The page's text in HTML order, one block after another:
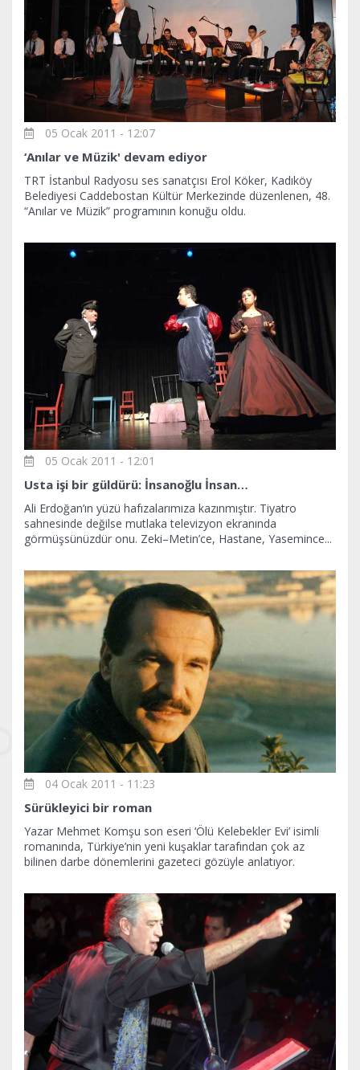
05 Ocak 2011 - 12:07
‘Anılar ve Müzik' devam ediyor
TRT İstanbul Radyosu ses sanatçısı Erol Köker, Kadıköy
Belediyesi Caddebostan Kültür Merkezinde düzenlenen, 48.
“Anılar ve Müzik” programının konuğu oldu.
05 Ocak 2011 - 12:01
Usta işi bir güldürü: İnsanoğlu İnsan…
Ali Erdoğan’ın yüzü hafızalarımıza kazınmıştır. Tiyatro
sahnesinde değilse mutlaka televizyon ekranında
görmüşsünüzdür onu. Zeki–Metin’ce, Hastane, Yasemince...
04 Ocak 2011 - 11:23
Sürükleyici bir roman
Yazar Mehmet Komşu son eseri ‘Ölü Kelebekler Evi’ isimli
romanında, Türkiye’nin yeni kuşaklar tarafından çok az
bilinen darbe dönemlerini gazeteci gözüyle anlatıyor.